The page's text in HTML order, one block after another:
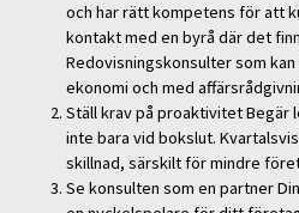
och har rätt kompetens för att
kontakt med en byrå där det
Redovisningskonsulter som
ekonomi och med
Ställ krav på proaktivitet Begär
inte bara vid bokslut.
skillnad, särskilt för mindre
Se konsulten som en partner